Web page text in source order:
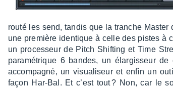
routé les send, tandis que la tranche
une première iden­tique à celle des pistes à
un proces­seur de Pitch Shif­ting et Time
para­mé­trique 6 bandes, un élar­gis­seur
accom­pa­gné, un visua­li­seur et enfin un
façon Har-Bal. Et c’est tout ? Non, car le